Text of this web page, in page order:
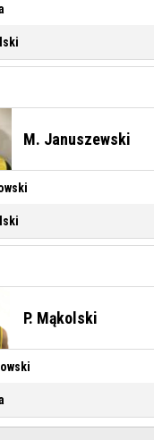
M. Januszewski
P. Mąkolski